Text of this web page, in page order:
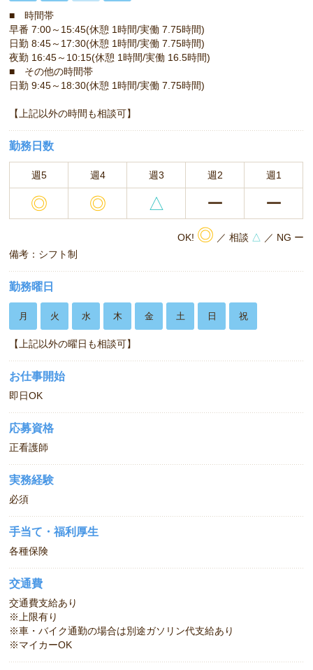
■ 時間帯
早番 7:00～15:45(休憩 1時間/実働 7.75時間)
日勤 8:45～17:30(休憩 1時間/実働 7.75時間)
夜勤 16:45～10:15(休憩 1時間/実働 16.5時間)
■ その他の時間帯
日勤 9:45～18:30(休憩 1時間/実働 7.75時間)
【上記以外の時間も相談可】
勤務日数
週5 週4 週3 週2 週1
◎ ◎ △ ー ー
OK! ◎ ／ 相談 △ ／ NG ー
備考：シフト制
勤務曜日
月 火 水 木 金 土 日 祝
【上記以外の曜日も相談可】
お仕事開始
即日OK
応募資格
正看護師
実務経験
必須
手当て・福利厚生
各種保険
交通費
交通費支給あり
※上限有り
※車・バイク通勤の場合は別途ガソリン代支給あり
※マイカーOK